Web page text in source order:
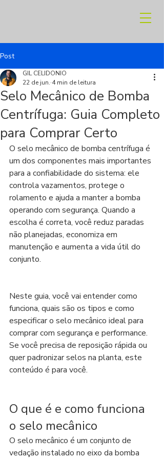
Post
Selo Mecânico de Bomba
Centrífuga: Guia Completo
para Comprar Certo
GIL CELIDONIO
22 de jun. 4 min de leitura
O selo mecânico de bomba centrífuga é
um dos componentes mais importantes
para a confiabilidade do sistema: ele
controla vazamentos, protege o
rolamento e ajuda a manter a bomba
operando com segurança. Quando a
escolha é correta, você reduz paradas
não planejadas, economiza em
manutenção e aumenta a vida útil do
conjunto.
Neste guia, você vai entender como
funciona, quais são os tipos e como
especificar o selo mecânico ideal para
comprar com segurança e performance.
Se você precisa de reposição rápida ou
quer padronizar selos na planta, este
conteúdo é para você.
O que é e como funciona
o selo mecânico
O selo mecânico é um conjunto de
vedação instalado no eixo da bomba